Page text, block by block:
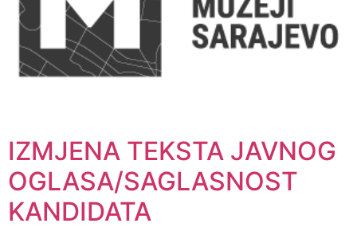
IZMJENA TEKSTA JAVNOG
OGLASA/SAGLASNOST
KANDIDATA